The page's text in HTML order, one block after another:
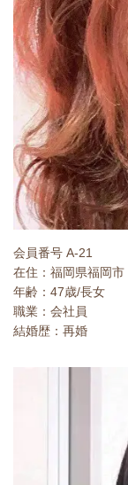
会員番号 A-21
在住：福岡県福岡市
年齢：47歳/長女
職業：会社員
結婚歴：再婚